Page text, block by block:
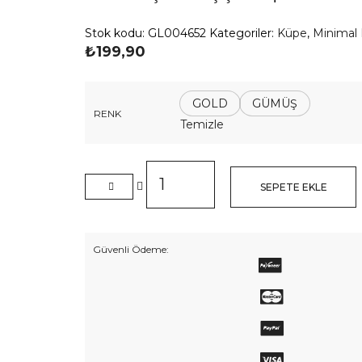
Stok kodu: GL004652 Kategoriler: Küpe, Minimal
₺199,90
RENK
GOLD
GÜMÜŞ
Temizle
Taş
Plaka
SEPETE EKLE
Güvenli Ödeme: